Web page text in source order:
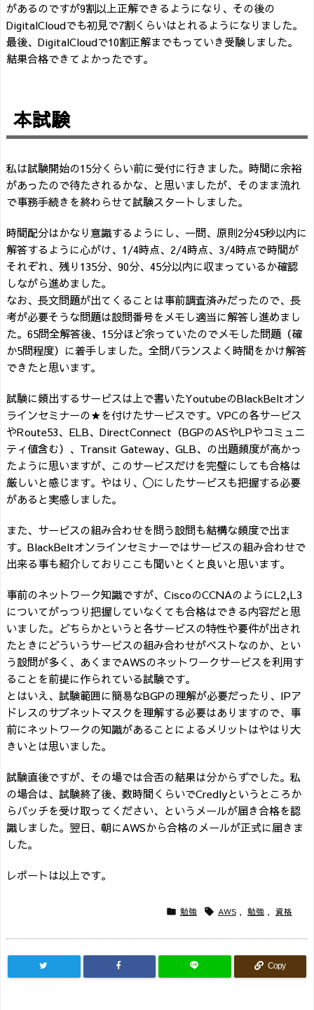
があるのですが9割以上正解できるようになり、その後の
DigitalCloudでも初見で7割くらいはとれるようになりました。
最後、DigitalCloudで10割正解までもっていき受験しました。
結果合格できてよかったです。
本試験
私は試験開始の15分くらい前に受付に行きました。時間に余裕
があったので待たされるかな、と思いましたが、そのまま流れ
で事務手続きを終わらせて試験スタートしました。
時間配分はかなり意識するようにし、一問、原則2分45秒以内に
解答するように心がけ、1/4時点、2/4時点、3/4時点で時間が
それぞれ、残り135分、90分、45分以内に収まっているか確認
しながら進めました。
なお、長文問題が出てくることは事前調査済みだったので、長
考が必要そうな問題は設問番号をメモし適当に解答し進めまし
た。65問全解答後、15分ほど余っていたのでメモした問題（確
か5問程度）に着手しました。全問バランスよく時間をかけ解答
できたと思います。
試験に頻出するサービスは上で書いたYoutubeのBlackBeltオン
ラインセミナーの★を付けたサービスです。VPCの各サービス
やRoute53、ELB、DirectConnect（BGPのASやLPやコミュニ
ティ値含む）、Transit Gateway、GLB、の出題頻度が高かっ
たように思いますが、このサービスだけを完璧にしても合格は
厳しいと感じます。やはり、〇にしたサービスも把握する必要
があると実感しました。
また、サービスの組み合わせを問う設問も結構な頻度で出ま
す。BlackBeltオンラインセミナーではサービスの組み合わせで
出来る事も紹介しておりここも聞いとくと良いと思います。
事前のネットワーク知識ですが、CiscoのCCNAのようにL2,L3
についてがっつり把握していなくても合格はできる内容だと思
いました。どちらかというと各サービスの特性や要件が出され
たときにどういうサービスの組み合わせがベストなのか、とい
う設問が多く、あくまでAWSのネットワークサービスを利用す
ることを前提に作られている試験です。
とはいえ、試験範囲に簡易なBGPの理解が必要だったり、IPア
ドレスのサブネットマスクを理解する必要はありますので、事
前にネットワークの知識があることによるメリットはやはり大
きいとは思いました。
試験直後ですが、その場では合否の結果は分からずでした。私
の場合は、試験終了後、数時間くらいでCredlyというところか
らバッチを受け取ってください、というメールが届き合格を認
識しました。翌日、朝にAWSから合格のメールが正式に届きま
した。
レポートは以上です。
 勉強  AWS 勉強 資格
Copy